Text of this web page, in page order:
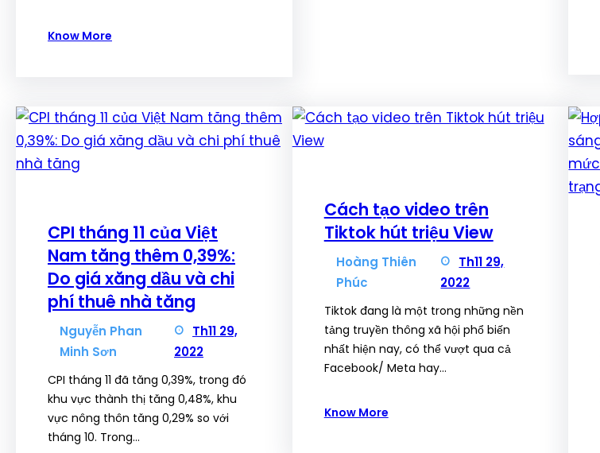
Know More
CPI tháng 11 của Việt
Nam tăng thêm 0,39%:
Do giá xăng dầu và chi
phí thuê nhà tăng
Nguyễn Phan
Minh Sơn
Th11 29,
2022
CPI tháng 11 đã tăng 0,39%, trong đó
khu vực thành thị tăng 0,48%, khu
vực nông thôn tăng 0,29% so với
tháng 10. Trong…
Cách tạo video trên
Tiktok hút triệu View
Hoàng Thiên
Phúc
Th11 29,
2022
Tiktok đang là một trong những nền
tảng truyền thông xã hội phổ biến
nhất hiện nay, có thể vượt qua cả
Facebook/ Meta hay…
Know More